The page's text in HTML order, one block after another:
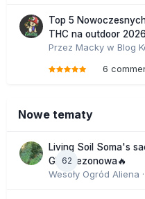
Top 5
THC na outdoor
Przez Macky w Blog
6
Nowe tematy
62
Living Soil Soma's
GHS sezonowa🔥
Wesoły Ogród Aliena